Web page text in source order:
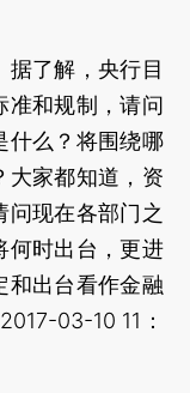
了解，央行目
准和规制，请问
什么？将围绕哪
大家都知道，资
问现在各部门之
何时出台，更进
和出台看作金融
03-10 11：